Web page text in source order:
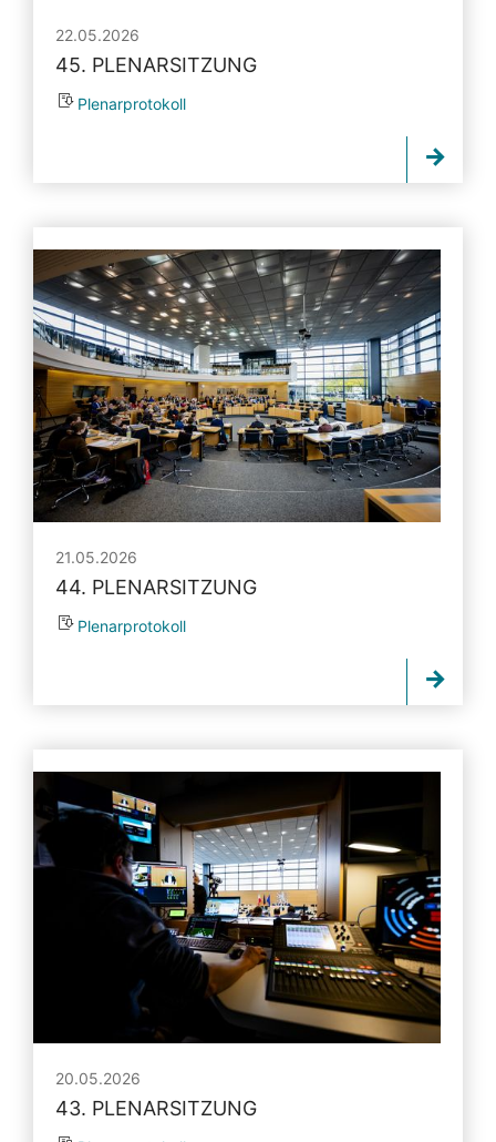
22.05.2026
45. PLENARSITZUNG
Plenarprotokoll
21.05.2026
44. PLENARSITZUNG
Plenarprotokoll
20.05.2026
43. PLENARSITZUNG